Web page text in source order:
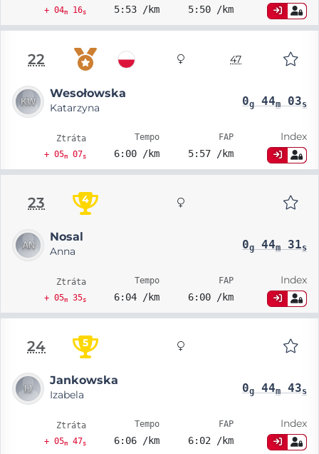
+ 04m16s 5:53 /km 5:50 /km
22 47
Wesołowska
Katarzyna 0g44m03s
Ztráta
+ 05m07s
Tempo
6:00 /km
FAP
5:57 /km
Index
23 4
Nosal
Anna 0g44m31s
Ztráta
+ 05m35s
Tempo
6:04 /km
FAP
6:00 /km
Index
24 5
Jankowska
Izabela 0g44m43s
Ztráta
+ 05m47s
Tempo
6:06 /km
FAP
6:02 /km
Index